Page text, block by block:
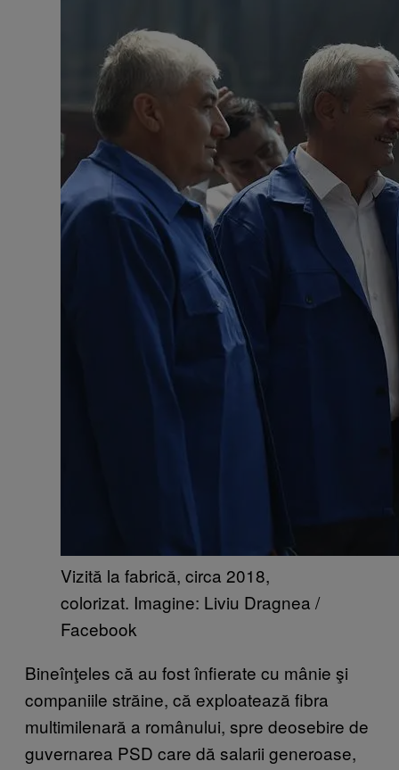
Vizită la fabrică, circa 2018,
colorizat. Imagine: Liviu Dragnea /
Facebook
Bineînţeles că au fost înfierate cu mânie şi
companiile străine, că exploatează fibra
multimilenară a românului, spre deosebire de
guvernarea PSD care dă salarii generoase,